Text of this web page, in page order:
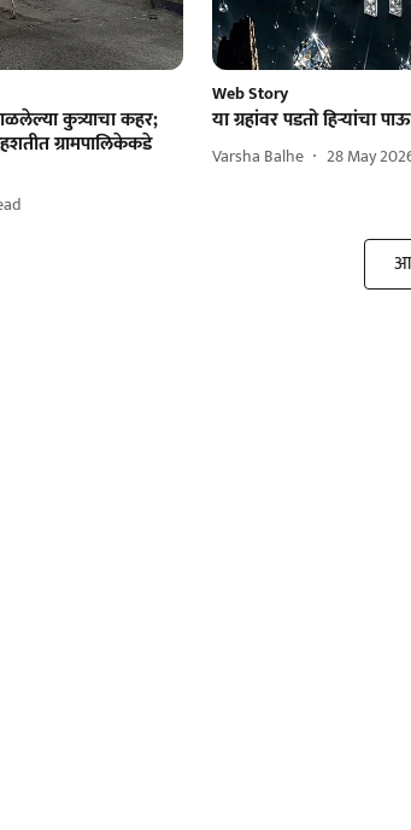
कुत्र्याचा कहर;
ग्रामपालिकेकडे
Web Story
या ग्रहांवर पडतो हिऱ्यांचा
Varsha Balhe 28 May